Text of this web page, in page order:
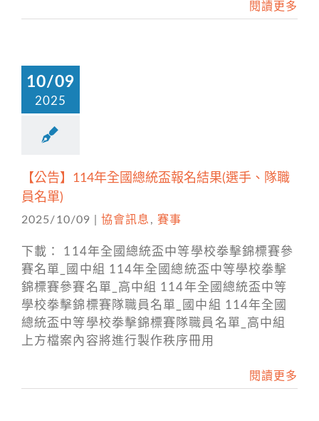
閱讀更多
10/09
2025
【公告】114年全國總統盃報名結果(選手、隊職
員名單)
2025/10/09 協會訊息 , 賽事
下載： 114年全國總統盃中等學校拳擊錦標賽參
賽名單_國中組 114年全國總統盃中等學校拳擊
錦標賽參賽名單_高中組 114年全國總統盃中等
學校拳擊錦標賽隊職員名單_國中組 114年全國
總統盃中等學校拳擊錦標賽隊職員名單_高中組
上方檔案內容將進行製作秩序冊用
閱讀更多